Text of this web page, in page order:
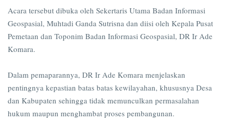
Acara tersebut dibuka oleh Sekertaris Utama Badan Informasi
Geospasial, Muhtadi Ganda Sutrisna dan diisi oleh Kepala Pusat
Pemetaan dan Toponim Badan Informasi Geospasial, DR Ir Ade
Komara.
Dalam pemaparannya, DR Ir Ade Komara menjelaskan
pentingnya kepastian batas batas kewilayahan, khususnya Desa
dan Kabupaten sehingga tidak memunculkan permasalahan
hukum maupun menghambat proses pembangunan.